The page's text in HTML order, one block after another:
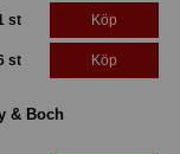
st Köp
st Köp
& Boch